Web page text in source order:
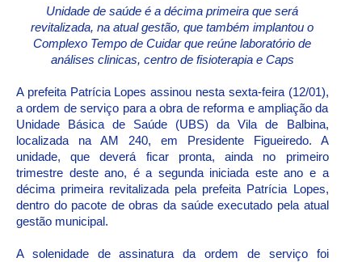
Unidade de saúde é a décima primeira que será
revitalizada, na atual gestão, que também implantou o
Complexo Tempo de Cuidar que reúne laboratório de
análises clinicas, centro de fisioterapia e Caps
A prefeita Patrícia Lopes assinou nesta sexta-feira (12/01),
a ordem de serviço para a obra de reforma e ampliação da
Unidade Básica de Saúde (UBS) da Vila de Balbina,
localizada na AM 240, em Presidente Figueiredo. A
unidade, que deverá ficar pronta, ainda no primeiro
trimestre deste ano, é a segunda iniciada este ano e a
décima primeira revitalizada pela prefeita Patrícia Lopes,
dentro do pacote de obras da saúde executado pela atual
gestão municipal.
A solenidade de assinatura da ordem de serviço foi